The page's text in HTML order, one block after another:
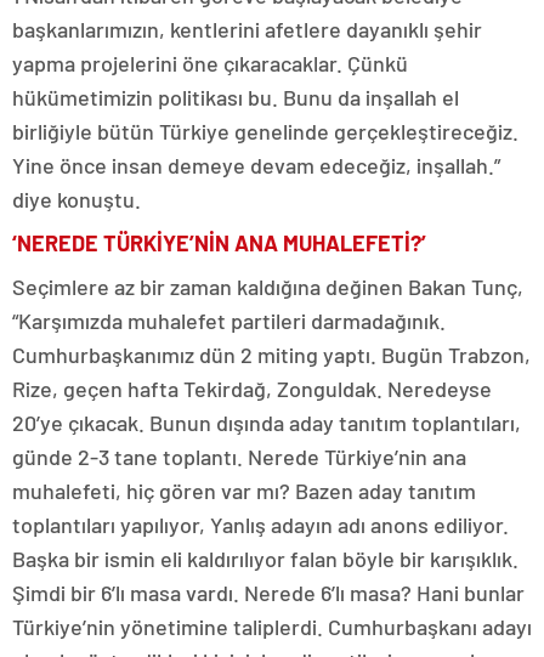
başkanlarımızın, kentlerini afetlere dayanıklı şehir
yapma projelerini öne çıkaracaklar. Çünkü
hükümetimizin politikası bu. Bunu da inşallah el
birliğiyle bütün Türkiye genelinde gerçekleştireceğiz.
Yine önce insan demeye devam edeceğiz, inşallah.”
diye konuştu.
‘NEREDE TÜRKİYE’NİN ANA MUHALEFETİ?’
Seçimlere az bir zaman kaldığına değinen Bakan Tunç,
“Karşımızda muhalefet partileri darmadağınık.
Cumhurbaşkanımız dün 2 miting yaptı. Bugün Trabzon,
Rize, geçen hafta Tekirdağ, Zonguldak. Neredeyse
20’ye çıkacak. Bunun dışında aday tanıtım toplantıları,
günde 2-3 tane toplantı. Nerede Türkiye’nin ana
muhalefeti, hiç gören var mı? Bazen aday tanıtım
toplantıları yapılıyor, Yanlış adayın adı anons ediliyor.
Başka bir ismin eli kaldırılıyor falan böyle bir karışıklık.
Şimdi bir 6’lı masa vardı. Nerede 6’lı masa? Hani bunlar
Türkiye’nin yönetimine taliplerdi. Cumhurbaşkanı adayı